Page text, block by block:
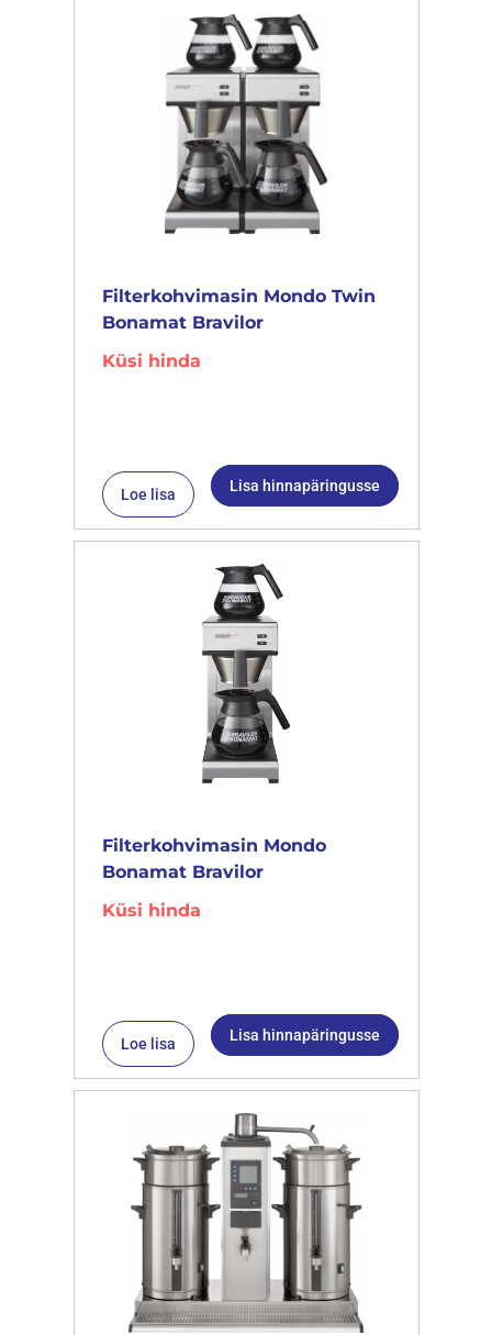
Filterkohvimasin Mondo Twin
Bonamat Bravilor
Küsi hinda
Loe lisa Lisa hinnapäringusse
Filterkohvimasin Mondo
Bonamat Bravilor
Küsi hinda
Loe lisa Lisa hinnapäringusse